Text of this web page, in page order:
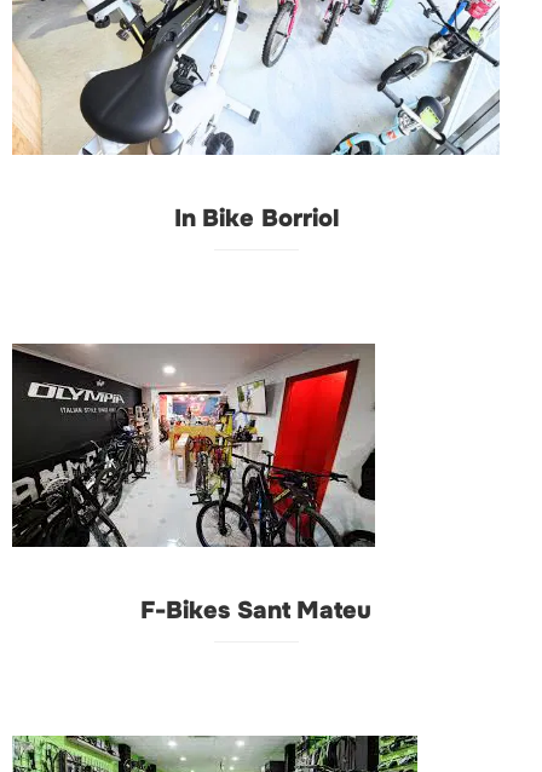
In Bike Borriol
F-Bikes Sant Mateu